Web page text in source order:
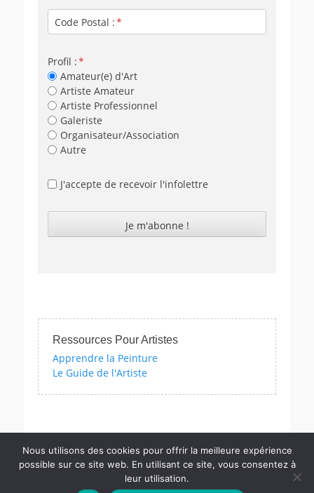
Code Postal :
Profil :
Amateur(e) d'Art
Artiste Amateur
Artiste Professionnel
Galeriste
Organisateur/Association
Autre
J'accepte de recevoir l'infolettre
Ressources Pour Artistes
Apprendre la Peinture
Le Guide de l'Artiste
nos quizzes sur l'impressionnisme, les femmes artistes et
Nous utilisons des cookies pour offrir la meilleure expérience
possible sur ce site web. En utilisant ce site, vous consentez à
leur utilisation.